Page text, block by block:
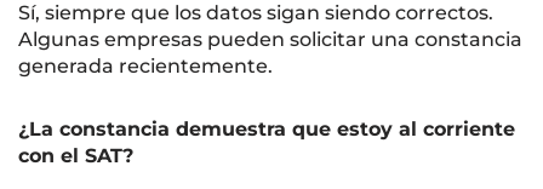
Sí, siempre que los datos sigan siendo correctos.
Algunas empresas pueden solicitar una constancia
generada recientemente.
¿La constancia demuestra que estoy al corriente
con el SAT?